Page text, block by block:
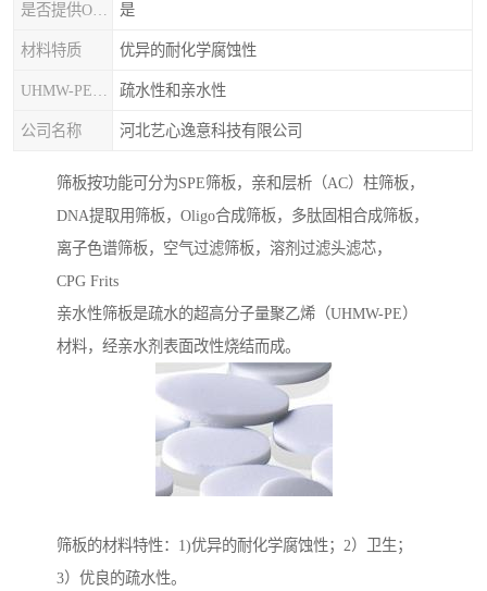
是
材料特质 优异的耐化学腐蚀性
疏水性和亲水性
公司名称 河北艺心逸意科技有限公司
筛板按功能可分为SPE筛板，亲和层析（AC）柱筛板，
DNA提取用筛板，Oligo合成筛板，多肽固相合成筛板，
离子色谱筛板，空气过滤筛板，溶剂过滤头滤芯，
CPG Frits
亲水性筛板是疏水的超高分子量聚乙烯（UHMW-PE）
材料，经亲水剂表面改性烧结而成。
筛板的材料特性：1)优异的耐化学腐蚀性；2）卫生；
3）优良的疏水性。